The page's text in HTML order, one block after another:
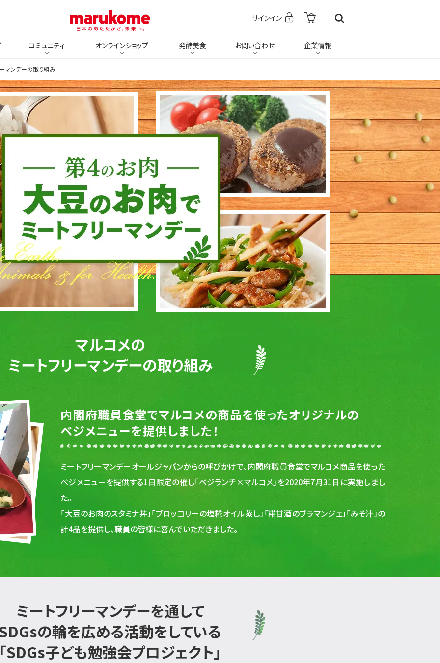
サインイン
コミュニティ オンラインショップ 発酵美食 お問い合わせ 企業情報
マンデーの取り組み
マルコメの
ミートフリーマンデーの取り組み
内閣府職員食堂でマルコメの商品を使ったオリジナルの
ベジメニューを提供しました！
ミートフリーマンデーオールジャパンからの呼びかけで、内閣府職員食堂でマルコメ商品を使った
ベジメニューを提供する1日限定の催し「ベジランチ×マルコメ」を2020年7月31日に実施しまし
た。
「大豆のお肉のスタミナ丼」「ブロッコリーの塩糀オイル蒸し」「糀甘酒のブラマンジェ」「みそ汁」の
計4品を提供し、職員の皆様に喜んでいただきました。
ミートフリーマンデーを通して
の輪を広める活動をしている
SDGs子ども勉強会プロジェクト」